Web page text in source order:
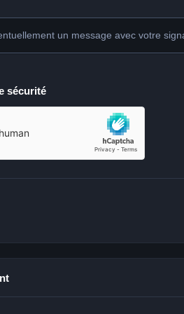
un message avec votre
sécurité